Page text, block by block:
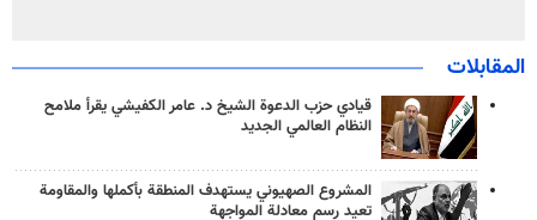
المقابلات
قيادي حزب الدعوة الشيخ د. عامر الكفيشي يقرأ ملامح
النظام العالمي الجديد
المشروع الصهيوني يستهدف المنطقة بأكملها والمقاومة
تعيد رسم معادلة المواجهة